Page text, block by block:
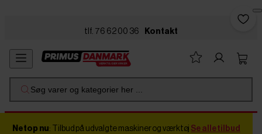
tlf. 76 62 00 36 Kontakt
Søg varer og kategorier her ...
Netop nu: Tilbud på udvalgte maskiner og værktøj Se alle tilbud